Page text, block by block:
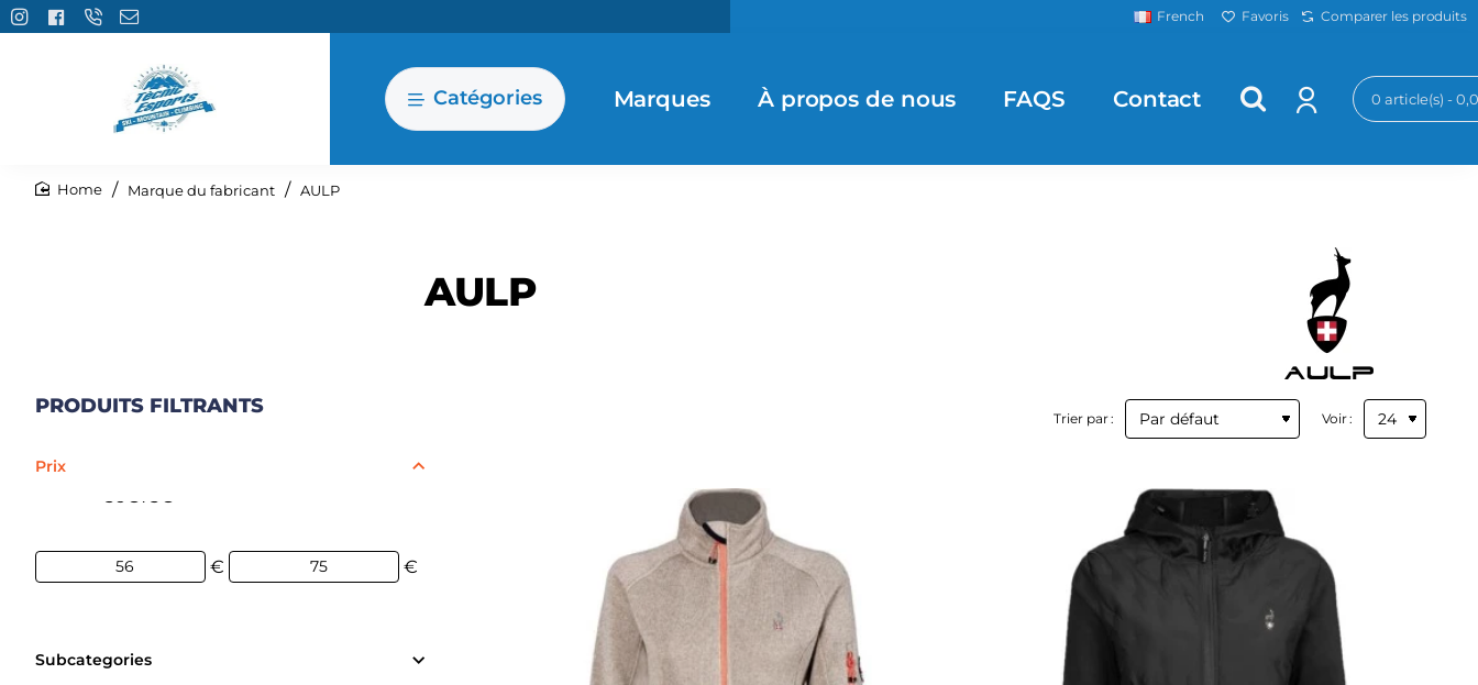
French Favoris Comparer les produits
Catégories Marques À propos de nous FAQS Contact 0 article(s) -
Marque du fabricant AULP
AULP
PRODUITS FILTRANTS
Prix
56€ 75€
€ €
Subcategories
Trier par : Voir :